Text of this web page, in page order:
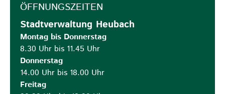
ÖFFNUNGSZEITEN
Stadtverwaltung Heubach
Montag bis Donnerstag
8.30 Uhr bis 11.45 Uhr
Donnerstag
14.00 Uhr bis 18.00 Uhr
Freitag